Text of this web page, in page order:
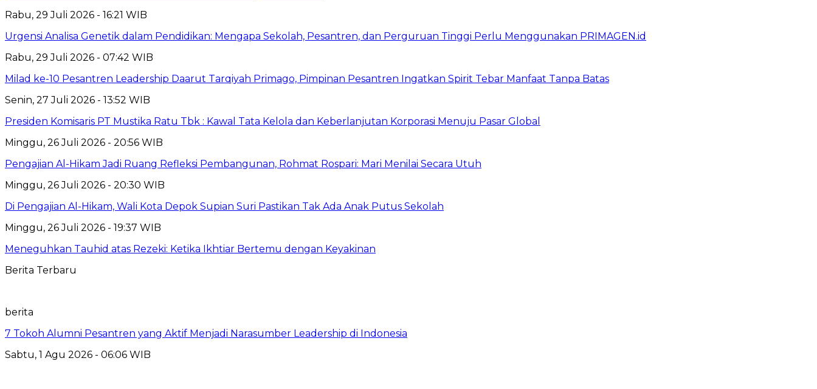
Rabu, 29 Juli 2026 - 16:21 WIB
Urgensi Analisa Genetik dalam Pendidikan: Mengapa Sekolah, Pesantren, dan Perguruan Tinggi Perlu Menggunakan PRIMAGEN.id
Rabu, 29 Juli 2026 - 07:42 WIB
Milad ke-10 Pesantren Leadership Daarut Tarqiyah Primago, Pimpinan Pesantren Ingatkan Spirit Tebar Manfaat Tanpa Batas
Senin, 27 Juli 2026 - 13:52 WIB
Presiden Komisaris PT Mustika Ratu Tbk : Kawal Tata Kelola dan Keberlanjutan Korporasi Menuju Pasar Global
Minggu, 26 Juli 2026 - 20:56 WIB
Pengajian Al-Hikam Jadi Ruang Refleksi Pembangunan, Rohmat Rospari: Mari Menilai Secara Utuh
Minggu, 26 Juli 2026 - 20:30 WIB
Di Pengajian Al-Hikam, Wali Kota Depok Supian Suri Pastikan Tak Ada Anak Putus Sekolah
Minggu, 26 Juli 2026 - 19:37 WIB
Meneguhkan Tauhid atas Rezeki: Ketika Ikhtiar Bertemu dengan Keyakinan
Berita Terbaru
berita
7 Tokoh Alumni Pesantren yang Aktif Menjadi Narasumber Leadership di Indonesia
Sabtu, 1 Agu 2026 - 06:06 WIB